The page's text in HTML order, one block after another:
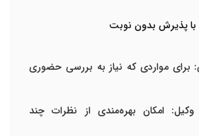
: برای مواردی که نیاز به بررسی حضوری
: امکان بهره‌مندی از نظرات چند